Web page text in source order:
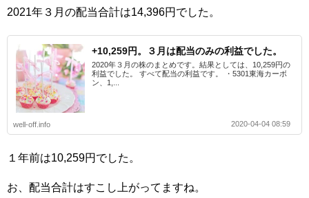
2021年３月の配当合計は14,396円でした。
+10,259円。３月は配当のみの利益でした。
2020年３月の株のまとめです。結果としては、10,259円の
利益でした。 すべて配当の利益です。 ・5301東海カーボ
ン、1,...
well-off.info 2020-04-04 08:59
１年前は10,259円でした。
お、配当合計はすこし上がってますね。